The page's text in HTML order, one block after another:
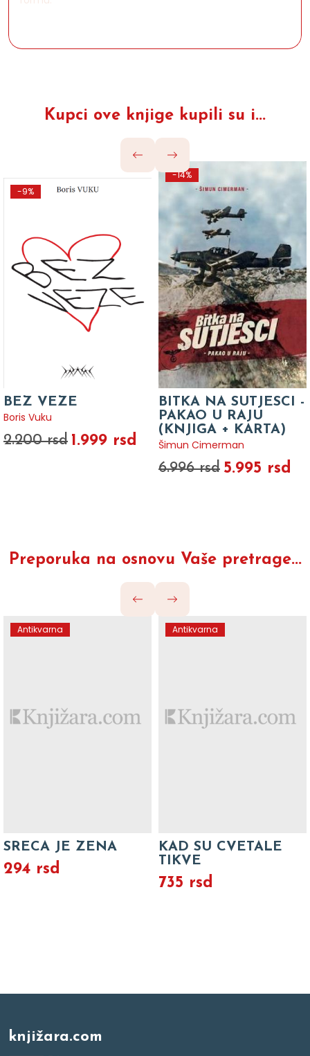
Kupci ove knjige kupili su i...
-9%
BEZ VEZE
Boris Vuku
2.200 rsd 1.999 rsd
-14%
BITKA NA SUTJESCI -
PAKAO U RAJU
(KNJIGA + KARTA)
Šimun Cimerman
6.996 rsd 5.995 rsd
Preporuka na osnovu Vaše pretrage...
Antikvarna
SRECA JE ZENA
294 rsd
Antikvarna
KAD SU CVETALE
TIKVE
735 rsd
knjižara.com